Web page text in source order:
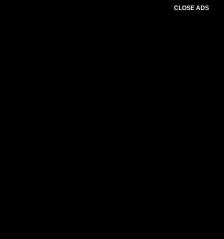
CLOSE ADS